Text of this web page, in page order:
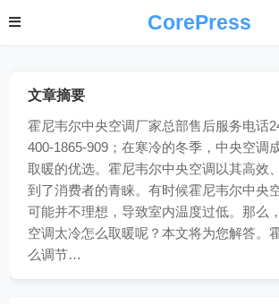
CorePress
文章摘要
霍尼韦尔中央空调厂家总部售后服务电话
400-1865-909；在寒冷的冬季，中央空调
取暖的优选。霍尼韦尔中央空调以其高效
到了消费者的青睐。有时候霍尼韦尔中央
可能并不理想，导致室内温度过低。那么
空调太冷怎么取暖呢？本文将为您解答。
么调节…